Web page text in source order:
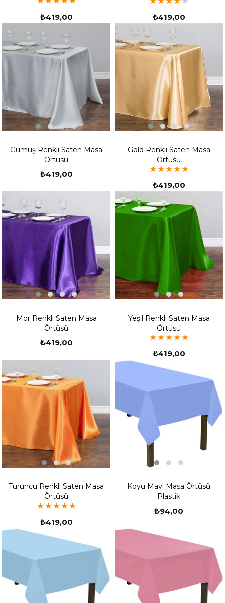
olanları kolay bir şekilde seçebilirsiniz. .
₺419,00 ₺419,00
Gümüş Renkli Saten Masa
Örtüsü
₺419,00
Gold Renkli Saten Masa
Örtüsü
★★★★★
₺419,00
Mor Renkli Saten Masa
Örtüsü
₺419,00
Yeşil Renkli Saten Masa
Örtüsü
★★★★★
₺419,00
Turuncu Renkli Saten Masa
Örtüsü
★★★★★
₺419,00
Koyu Mavi Masa Örtüsü
Plastik
₺94,00